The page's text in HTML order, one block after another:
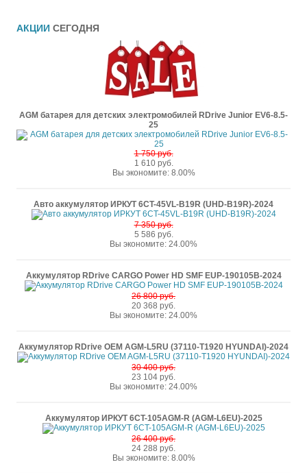
АКЦИИ СЕГОДНЯ
AGM батарея для детских электромобилей RDrive Junior EV6-8.5-
25
1 750 руб.
1 610 руб.
Вы экономите: 8.00%
Авто аккумулятор ИРКУТ 6CT-45VL-B19R (UHD-B19R)-2024
7 350 руб.
5 586 руб.
Вы экономите: 24.00%
Аккумулятор RDrive CARGO Power HD SMF EUP-190105B-2024
26 800 руб.
20 368 руб.
Вы экономите: 24.00%
Аккумулятор RDrive OEM AGM-L5RU (37110-T1920 HYUNDAI)-2024
30 400 руб.
23 104 руб.
Вы экономите: 24.00%
Аккумулятор ИРКУТ 6CT-105AGM-R (AGM-L6EU)-2025
26 400 руб.
24 288 руб.
Вы экономите: 8.00%